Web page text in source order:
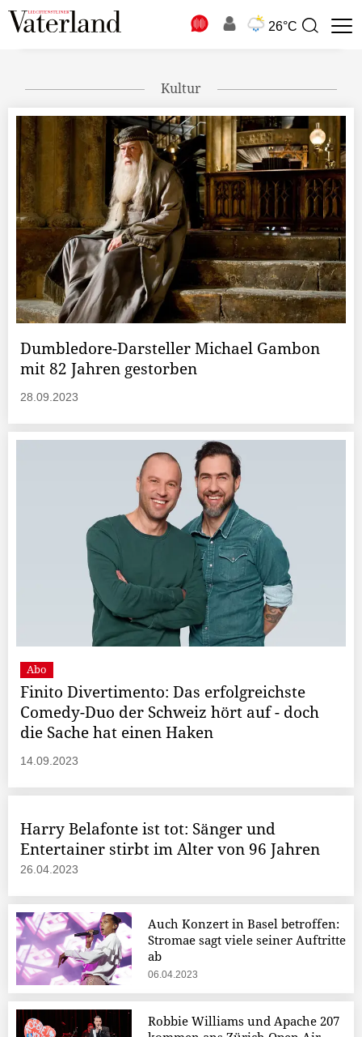
26°C
Suchbegriff
Kultur
Dumbledore-Darsteller Michael Gambon
mit 82 Jahren gestorben
28.09.2023
Abo
Finito Divertimento: Das erfolgreichste
Comedy-Duo der Schweiz hört auf - doch
die Sache hat einen Haken
14.09.2023
Harry Belafonte ist tot: Sänger und
Entertainer stirbt im Alter von 96 Jahren
26.04.2023
Auch Konzert in Basel betroffen:
Stromae sagt viele seiner Auftritte
ab
06.04.2023
Robbie Williams und Apache 207